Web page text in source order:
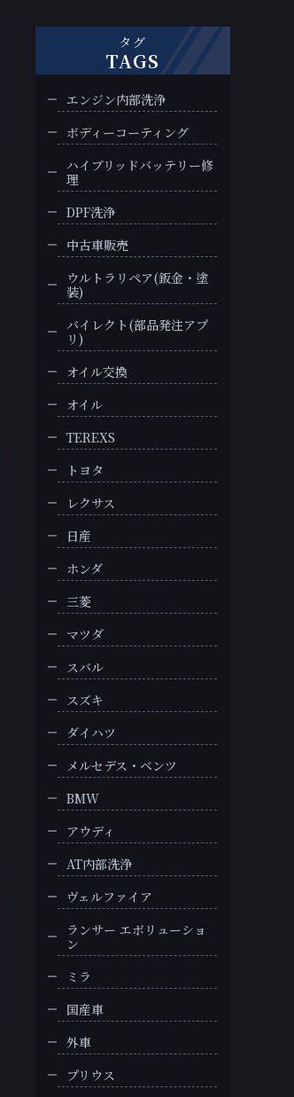
タグ
TAGS
エンジン内部洗浄
ボディーコーティング
ハイブリッドバッテリー修
理
DPF洗浄
中古車販売
ウルトラリペア(鈑金・塗
装)
バイレクト(部品発注アプ
リ)
オイル交換
オイル
TEREXS
トヨタ
レクサス
日産
ホンダ
三菱
マツダ
スバル
スズキ
ダイハツ
メルセデス・ベンツ
BMW
アウディ
AT内部洗浄
ヴェルファイア
ランサー エボリューショ
ン
ミラ
国産車
外車
プリウス